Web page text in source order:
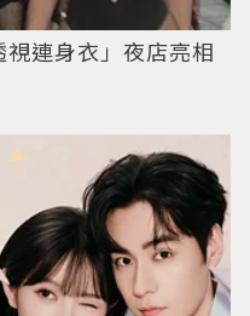
連身衣」夜店亮相